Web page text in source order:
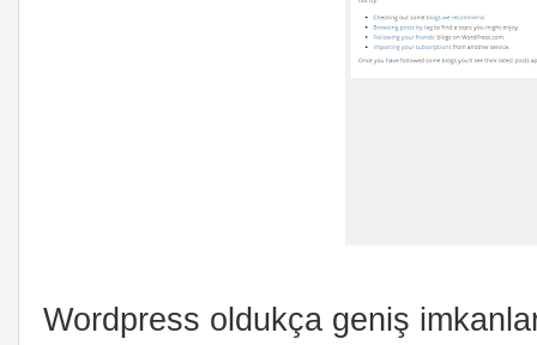
Wordpress oldukça geniş